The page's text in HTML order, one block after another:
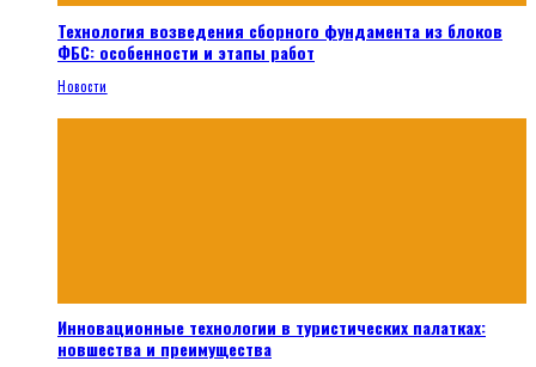
Технология возведения сборного фундамента из блоков
ФБС: особенности и этапы работ
Новости
Инновационные технологии в туристических палатках:
новшества и преимущества